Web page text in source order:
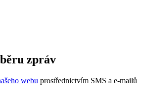
zpráv
webu prostřednictvím SMS a e-mailů